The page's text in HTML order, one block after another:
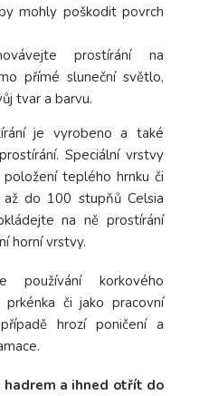
mohly poškodit povrch
prostírání na
přímé sluneční světlo,
tvar a barvu.
je vyrobeno a také
Speciální vrstvy
teplého hrnku či
do 100 stupňů Celsia
na ně prostírání
horní vrstvy.
používání korkového
prkénka či jako pracovní
hrozí poničení a
a ihned otřít do